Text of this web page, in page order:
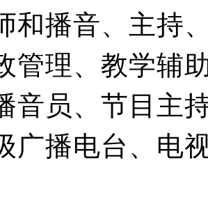
和播音、主持
管理、教学辅
音员、节目主
广播电台、电